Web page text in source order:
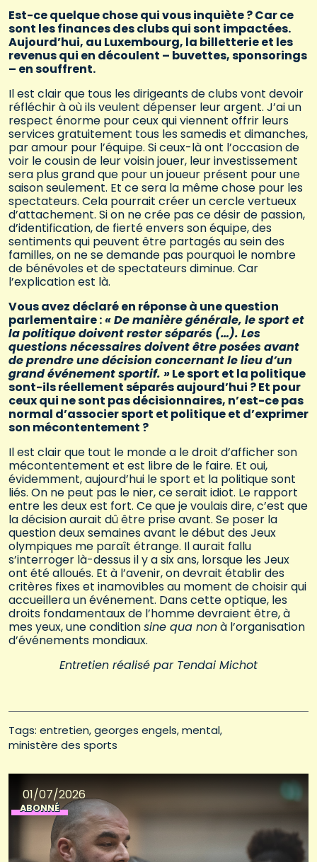
Est-ce quelque chose qui vous inquiète ? Car ce
sont les finances des clubs qui sont impactées.
Aujourd’hui, au Luxembourg, la billetterie et les
revenus qui en découlent – buvettes, sponsorings
– en souffrent.
Il est clair que tous les dirigeants de clubs vont devoir
réfléchir à où ils veulent dépenser leur argent. J’ai un
respect énorme pour ceux qui viennent offrir leurs
services gratuitement tous les samedis et dimanches,
par amour pour l’équipe. Si ceux-là ont l’occasion de
voir le cousin de leur voisin jouer, leur investissement
sera plus grand que pour un joueur présent pour une
saison seulement. Et ce sera la même chose pour les
spectateurs. Cela pourrait créer un cercle vertueux
d’attachement. Si on ne crée pas ce désir de passion,
d’identification, de fierté envers son équipe, des
sentiments qui peuvent être partagés au sein des
familles, on ne se demande pas pourquoi le nombre
de bénévoles et de spectateurs diminue. Car
l’explication est là.
Vous avez déclaré en réponse à une question
parlementaire :« De manière générale, le sport et
la politique doivent rester séparés (…). Les
questions nécessaires doivent être posées avant
de prendre une décision concernant le lieu d’un
grand événement sportif. »Le sport et la politique
sont-ils réellement séparés aujourd’hui ? Et pour
ceux qui ne sont pas décisionnaires, n’est-ce pas
normal d’associer sport et politique et d’exprimer
son mécontentement ?
Il est clair que tout le monde a le droit d’afficher son
mécontentement et est libre de le faire. Et oui,
évidemment, aujourd’hui le sport et la politique sont
liés. On ne peut pas le nier, ce serait idiot. Le rapport
entre les deux est fort. Ce que je voulais dire, c’est que
la décision aurait dû être prise avant. Se poser la
question deux semaines avant le début des Jeux
olympiques me paraît étrange. Il aurait fallu
s’interroger là-dessus il y a six ans, lorsque les Jeux
ont été alloués. Et à l’avenir, on devrait établir des
critères fixes et inamovibles au moment de choisir qui
accueillera un événement. Dans cette optique, les
droits fondamentaux de l’homme devraient être, à
mes yeux, une conditionsine qua nonà l’organisation
d’événements mondiaux.
Entretien réalisé par Tendai Michot
Tags: entretien georges engels mental
ministère des sports
01/07/2026
ABONNÉ